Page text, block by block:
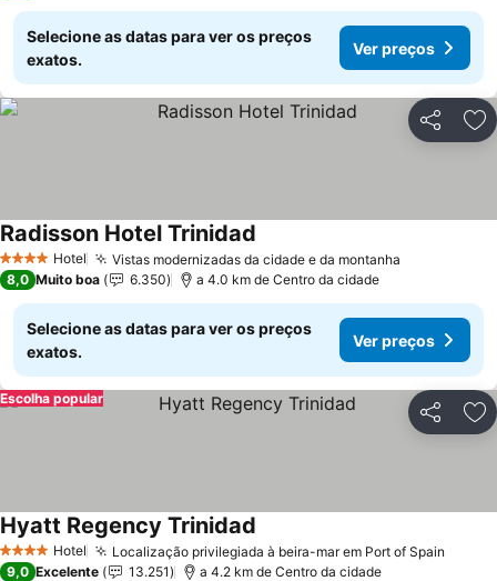
Selecione as datas para ver os preços
exatos.
Ver preços
Partilhar
4 EstrelasHotel Vistas modernizadas da cidade e da montanha
Radisson Hotel Trinidad
8,0 Muito boa 6.350 a 4.0 km de Centro da cidade
Selecione as datas para ver os preços
exatos.
Ver preços
Partilhar
Escolha popular
4 EstrelasHotel Localização privilegiada à beira-mar em Port of Spain
Hyatt Regency Trinidad
9,0 Excelente 13.251 a 4.2 km de Centro da cidade